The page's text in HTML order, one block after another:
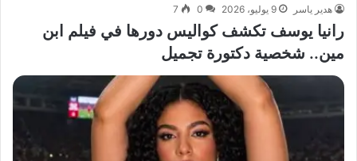
هدير ياسر 9 يوليو، 2026 0
7
رانيا يوسف تكشف كواليس دورها في فيلم ابن
مين.. شخصية دكتورة تجميل